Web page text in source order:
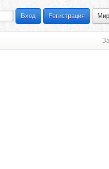
Вход Регистрация